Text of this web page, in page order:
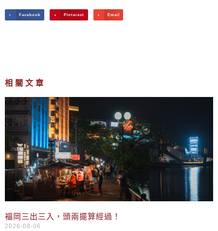
Facebook Pinterest Email
相關文章
福岡三出三入，頭兩擺算經過！
2026-08-06